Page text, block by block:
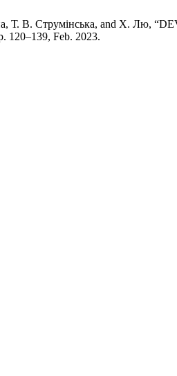
Т. В. Струмінська, and Х. Лю,
120–139, Feb. 2023.